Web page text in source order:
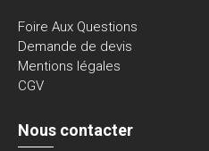
Foire Aux Questions
Demande de devis
Mentions légales
CGV
Nous contacter